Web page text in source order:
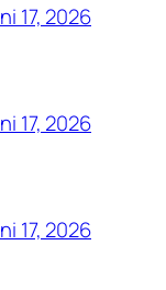
17, 2026
17, 2026
17, 2026